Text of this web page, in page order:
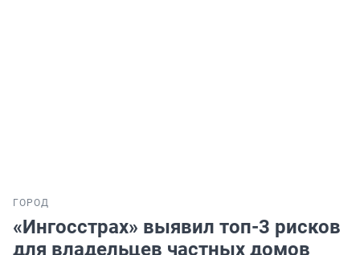
ГОРОД
«Ингосстрах» выявил топ-3 рисков
для владельцев частных домов